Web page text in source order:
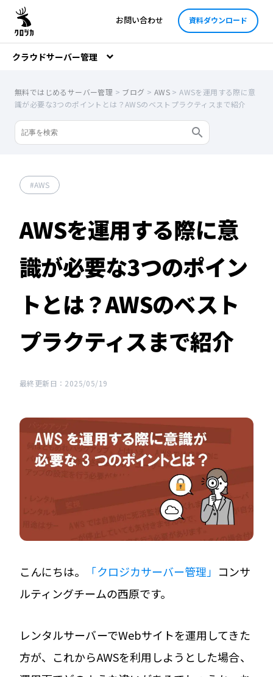
お問い合わせ 資料ダウンロード
クラウドサーバー管理
無料ではじめるサーバー管理 > ブログ > AWS >AWSを運用する際に意
識が必要な3つのポイントとは？AWSのベストプラクティスまで紹介
AWS
AWSを運用する際に意
識が必要な3つのポイン
トとは？AWSのベスト
プラクティスまで紹介
最終更新日：2025/05/19
こんにちは。 「クロジカサーバー管理」 コンサ
ルティングチームの西原です。
レンタルサーバーでWebサイトを運用してきた
方が、これからAWSを利用しようとした場合、